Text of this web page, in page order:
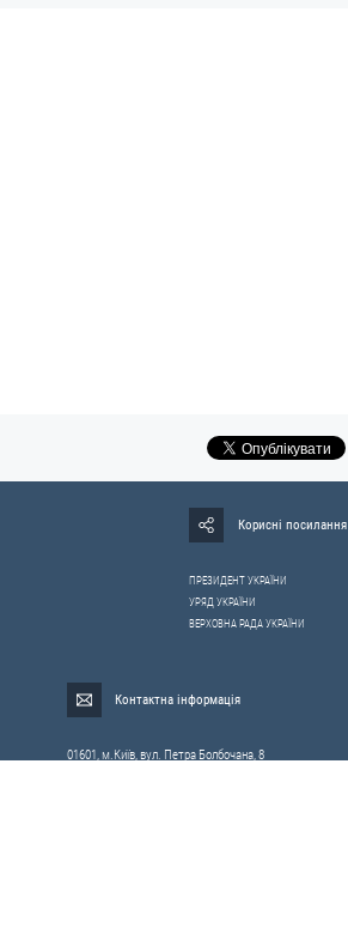
Корисні посилання
ПРЕЗИДЕНТ УКРАЇНИ
УРЯД УКРАЇНИ
ВЕРХОВНА РАДА УКРАЇНИ
Контактна інформація
01601, м.Київ, вул. Петра Болбочана, 8